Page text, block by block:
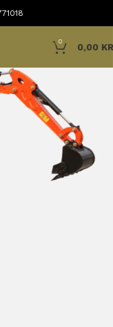
0
0,00